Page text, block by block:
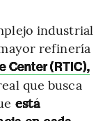
industrial
refinería
Center (RTIC),
que busca
está